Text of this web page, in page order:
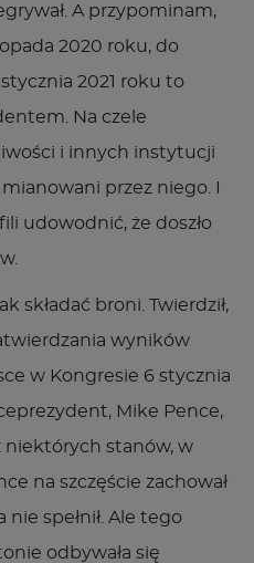
A przypominam,
2020 roku, do
2021 roku to
Na czele
i innych instytucji
przez niego. I
udowodnić, że doszło
składać broni. Twierdził,
wyników
w Kongresie 6 stycznia
Mike Pence,
niektórych stanów, w
na szczęście zachował
spełnił. Ale tego
odbywała się